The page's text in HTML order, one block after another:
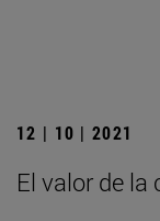
12 | 10 | 2021
El valor de